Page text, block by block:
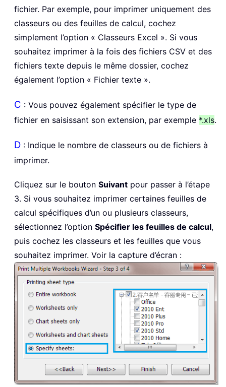
fichier. Par exemple, pour imprimer uniquement des
classeurs ou des feuilles de calcul, cochez
simplement l’option « Classeurs Excel ». Si vous
souhaitez imprimer à la fois des fichiers CSV et des
fichiers texte depuis le même dossier, cochez
également l’option « Fichier texte ».
C : Vous pouvez également spécifier le type de
fichier en saisissant son extension, par exemple *.xls.
D : Indique le nombre de classeurs ou de fichiers à
imprimer.
Cliquez sur le bouton Suivant pour passer à l’étape
3. Si vous souhaitez imprimer certaines feuilles de
calcul spécifiques d’un ou plusieurs classeurs,
sélectionnez l’option Spécifier les feuilles de calcul,
puis cochez les classeurs et les feuilles que vous
souhaitez imprimer. Voir la capture d’écran :